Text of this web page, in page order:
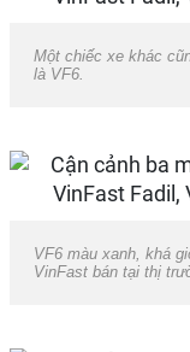
Một chiếc xe khác
là VF6.
VF6 màu xanh, khá
VinFast bán tại thị